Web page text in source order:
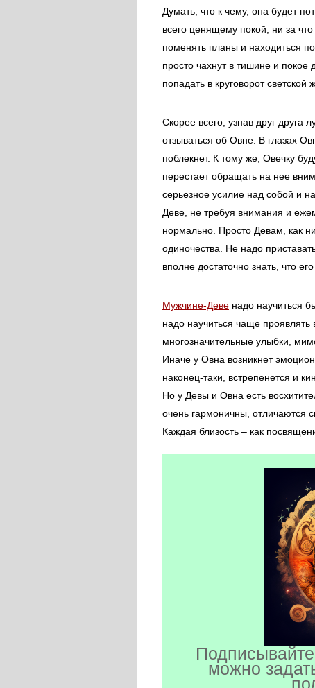
Думать, что к чему, она будет
всего ценящему покой, ни за
поменять планы и находиться
просто чахнут в тишине и
попадать в круговорот светской
Скорее всего, узнав друг друга
отзываться об Овне. В глазах
поблекнет. К тому же, Овечку
перестает обращать на нее
серьезное усилие над собой и
Деве, не требуя внимания и
нормально. Просто Девам, как
одиночества. Не надо
вполне достаточно знать, что
Мужчине-Деве надо научиться
надо научиться чаще проявлять
многозначительные улыбки,
Иначе у Овна возникнет
наконец-таки, встрепенется и
Но у Девы и Овна есть
очень гармоничны, отличаются
Каждая близость – как
можно